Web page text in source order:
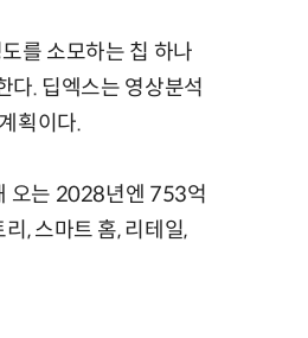
를 소모하는 칩 하나
다. 딥엑스는 영상분석
획이다.
오는 2028년엔 753억
, 스마트 홈, 리테일,